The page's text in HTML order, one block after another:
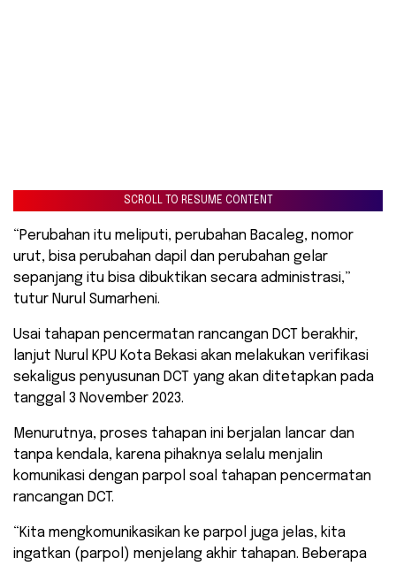
SCROLL TO RESUME CONTENT
“Perubahan itu meliputi, perubahan Bacaleg, nomor
urut, bisa perubahan dapil dan perubahan gelar
sepanjang itu bisa dibuktikan secara administrasi,”
tutur Nurul Sumarheni.
Usai tahapan pencermatan rancangan DCT berakhir,
lanjut Nurul KPU Kota Bekasi akan melakukan verifikasi
sekaligus penyusunan DCT yang akan ditetapkan pada
tanggal 3 November 2023.
Menurutnya, proses tahapan ini berjalan lancar dan
tanpa kendala, karena pihaknya selalu menjalin
komunikasi dengan parpol soal tahapan pencermatan
rancangan DCT.
“Kita mengkomunikasikan ke parpol juga jelas, kita
ingatkan (parpol) menjelang akhir tahapan. Beberapa